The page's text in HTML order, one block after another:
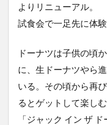
よりリニューアル。
試食会で一足先に体
ドーナツは子供の頃
に、生ドーナツやら
いる。その頃から再
るとゲットして楽し
「ジャック イン ザ